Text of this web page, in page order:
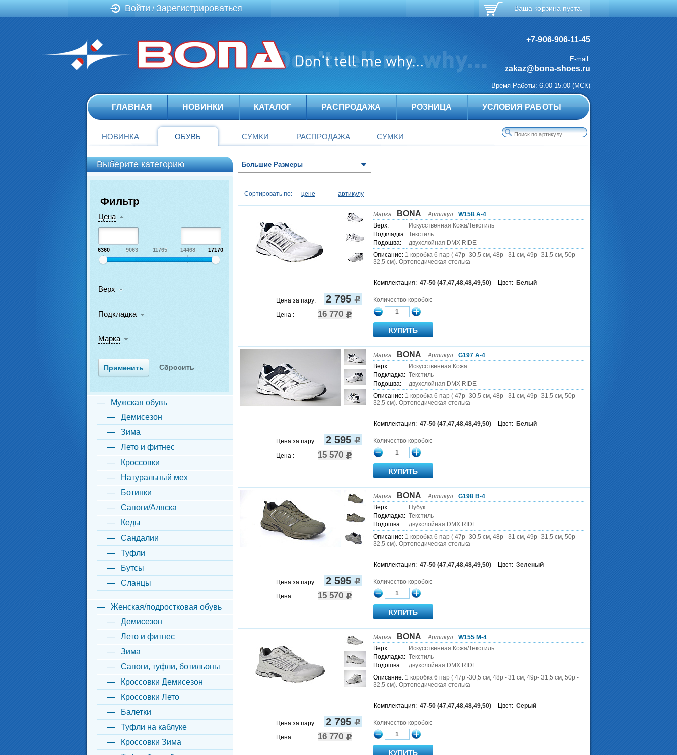
Войти / Зарегистрироваться Ваша корзина пуста.
+7-906-906-11-45
E-mail:
zakaz@bona-shoes.ru
Время Работы: 6.00-15.00 (МСК)
ГЛАВНАЯ НОВИНКИ КАТАЛОГ РАСПРОДАЖА РОЗНИЦА УСЛОВИЯ РАБОТЫ
НОВИНКА ОБУВЬ СУМКИ РАСПРОДАЖА СУМКИ
Большие Размеры
Сортировать по: цене артикулу
Марка: BONA Артикул: W158 A-4
Верх:
Искусственная Кожа/Текстиль
Подкладка: Текстиль
Подошва:
двухслойная DMX RIDE
Описание: 1 коробка 6 пар ( 47р -30,5 см, 48р - 31 см, 49р- 31,5 см, 50р -
32,5 см). Ортопедическая стелька
Комплектация: 47-50 (47,47,48,48,49,50) Цвет: Белый
Цена за пару: 2 795
Цена : 16 770
Количество коробок:
Марка: BONA Артикул: G197 A-4
Верх:
Искусственная Кожа
Подкладка: Текстиль
Подошва:
двухслойная DMX RIDE
Описание: 1 коробка 6 пар ( 47р -30,5 см, 48р - 31 см, 49р- 31,5 см, 50р -
32,5 см). Ортопедическая стелька
Комплектация: 47-50 (47,47,48,48,49,50) Цвет: Белый
Цена за пару: 2 595
Цена : 15 570
Количество коробок:
Марка: BONA Артикул: G198 B-4
Верх:
Нубук
Подкладка: Текстиль
Подошва:
двухслойная DMX RIDE
Описание: 1 коробка 6 пар ( 47р -30,5 см, 48р - 31 см, 49р- 31,5 см, 50р -
32,5 см). Ортопедическая стелька
Комплектация: 47-50 (47,47,48,48,49,50) Цвет: Зеленый
Цена за пару: 2 595
Цена : 15 570
Количество коробок:
Марка: BONA Артикул: W155 M-4
Верх:
Искусственная Кожа/Текстиль
Подкладка: Текстиль
Подошва:
двухслойная DMX RIDE
Описание: 1 коробка 6 пар ( 47р -30,5 см, 48р - 31 см, 49р- 31,5 см, 50р -
32,5 см). Ортопедическая стелька
Комплектация: 47-50 (47,47,48,48,49,50) Цвет: Серый
Цена за пару: 2 795
Цена : 16 770
Количество коробок:
Выберите категорию
Фильтр
Цена
6360 9063 11765 14468 17170
Верх
Подкладка
Марка
Мужская обувь
Демисезон
Зима
Лето и фитнес
Кроссовки
Натуральный мех
Ботинки
Сапоги/Аляска
Кеды
Сандалии
Туфли
Бутсы
Сланцы
Женская/подростковая обувь
Демисезон
Лето и фитнес
Зима
Сапоги, туфли, ботильоны
Кроссовки Демисезон
Кроссовки Лето
Балетки
Туфли на каблуке
Кроссовки Зима